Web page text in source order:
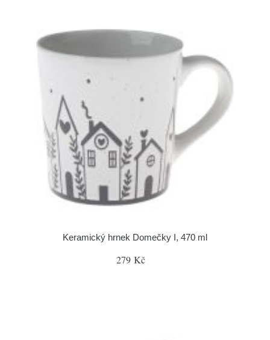
Keramický hrnek Domečky I, 470 ml
279 Kč